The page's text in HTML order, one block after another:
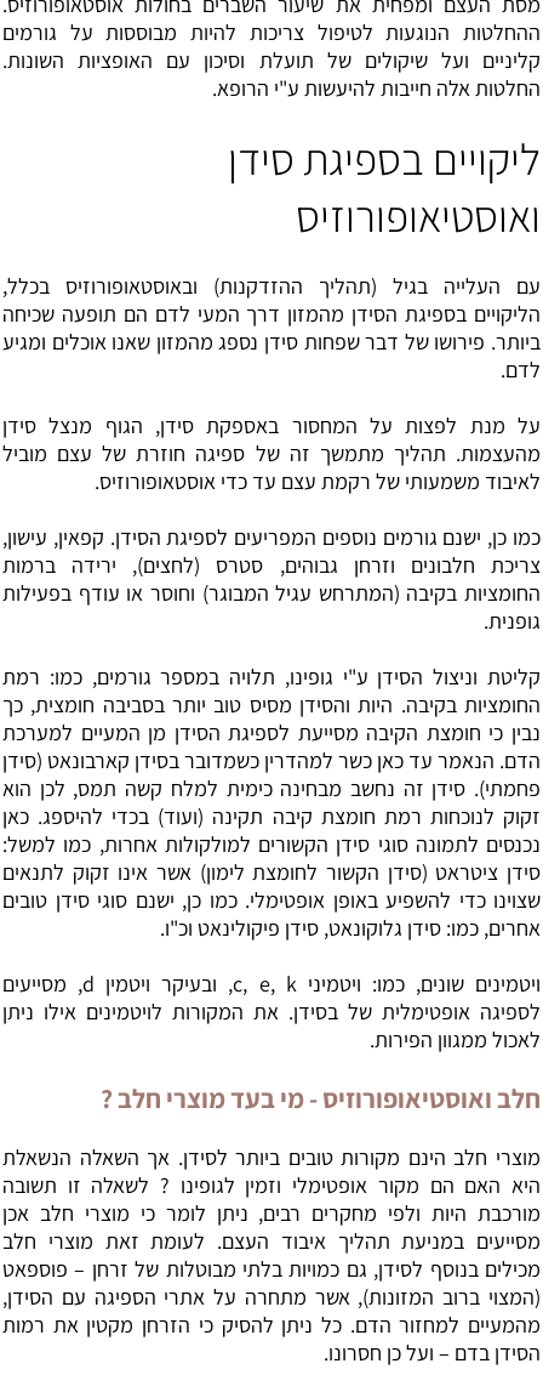
ההחלטות הנוגעות לטיפול צריכות להיות מבוססות על גורמים
קליניים ועל שיקולים של תועלת וסיכון עם האופציות השונות.
החלטות אלה חייבות להיעשות ע"י הרופא.
ליקויים בספיגת סידן
ואוסטיאופורוזיס
עם העלייה בגיל (תהליך ההזדקנות) ובאוסטאופורוזיס בכלל,
הליקויים בספיגת הסידן מהמזון דרך המעי לדם הם תופעה שכיחה
ביותר. פירושו של דבר שפחות סידן נספג מהמזון שאנו אוכלים ומגיע
לדם.
על מנת לפצות על המחסור באספקת סידן, הגוף מנצל סידן
מהעצמות. תהליך מתמשך זה של ספיגה חוזרת של עצם מוביל
לאיבוד משמעותי של רקמת עצם עד כדי אוסטאופורוזיס.
כמו כן, ישנם גורמים נוספים המפריעים לספיגת הסידן. קפאין, עישון,
צריכת חלבונים וזרחן גבוהים, סטרס (לחצים), ירידה ברמות
החומציות בקיבה (המתרחש עגיל המבוגר) וחוסר או עודף בפעילות
גופנית.
קליטת וניצול הסידן ע"י גופינו, תלויה במספר גורמים, כמו: רמת
החומציות בקיבה. היות והסידן מסיס טוב יותר בסביבה חומצית, כך
נבין כי חומצת הקיבה מסייעת לספיגת הסידן מן המעיים למערכת
הדם. הנאמר עד כאן כשר למהדרין כשמדובר בסידן קארבונאט (סידן
פחמתי). סידן זה נחשב מבחינה כימית למלח קשה תמס, לכן הוא
זקוק לנוכחות רמת חומצת קיבה תקינה (ועוד) בכדי להיספג. כאן
נכנסים לתמונה סוגי סידן הקשורים למולקולות אחרות, כמו למשל:
סידן ציטראט (סידן הקשור לחומצת לימון) אשר אינו זקוק לתנאים
שצוינו כדי להשפיע באופן אופטימלי. כמו כן, ישנם סוגי סידן טובים
אחרים, כמו: סידן גלוקונאט, סידן פיקולינאט וכ"ו.
ויטמינים שונים, כמו: ויטמיני c, e, k, ובעיקר ויטמין d, מסייעים
לספיגה אופטימלית של בסידן. את המקורות לויטמינים אילו ניתן
לאכול ממגוון הפירות.
חלב ואוסטיאופורוזיס - מי בעד מוצרי חלב ?
מוצרי חלב הינם מקורות טובים ביותר לסידן. אך השאלה הנשאלת
היא האם הם מקור אופטימלי וזמין לגופינו ? לשאלה זו תשובה
מורכבת היות ולפי מחקרים רבים, ניתן לומר כי מוצרי חלב אכן
מסייעים במניעת תהליך איבוד העצם. לעומת זאת מוצרי חלב
מכילים בנוסף לסידן, גם כמויות בלתי מבוטלות של זרחן – פוספאט
(המצוי ברוב המזונות), אשר מתחרה על אתרי הספיגה עם הסידן,
מהמעיים למחזור הדם. כל ניתן להסיק כי הזרחן מקטין את רמות
הסידן בדם – ועל כן חסרונו.